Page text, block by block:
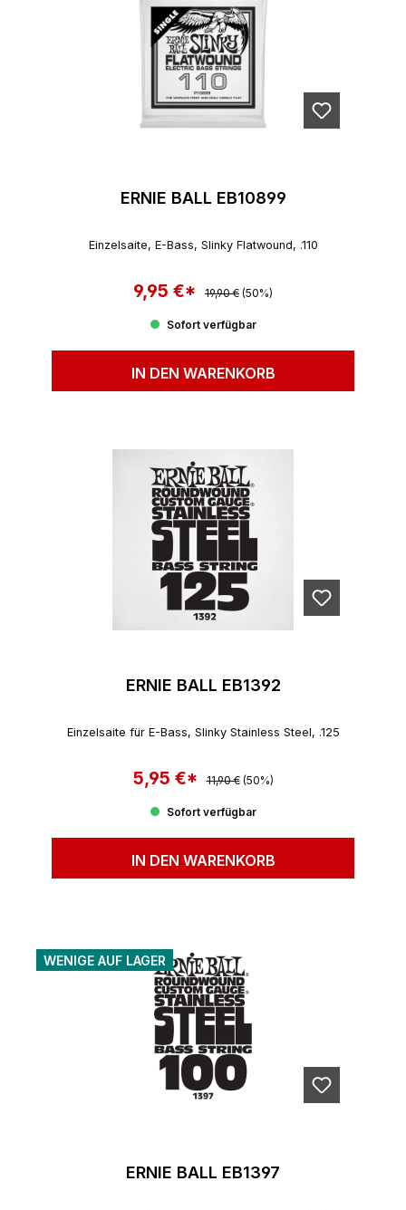
ERNIE BALL EB10899
Einzelsaite, E-Bass, Slinky Flatwound, .110
Verkaufspreis:
9,95 €* Regulärer Preis:
19,90 € (50%)
Sofort verfügbar
IN DEN WARENKORB
ERNIE BALL EB1392
Einzelsaite für E-Bass, Slinky Stainless Steel, .125
Verkaufspreis:
5,95 €* Regulärer Preis:
11,90 € (50%)
Sofort verfügbar
IN DEN WARENKORB
WENIGE AUF LAGER
ERNIE BALL EB1397